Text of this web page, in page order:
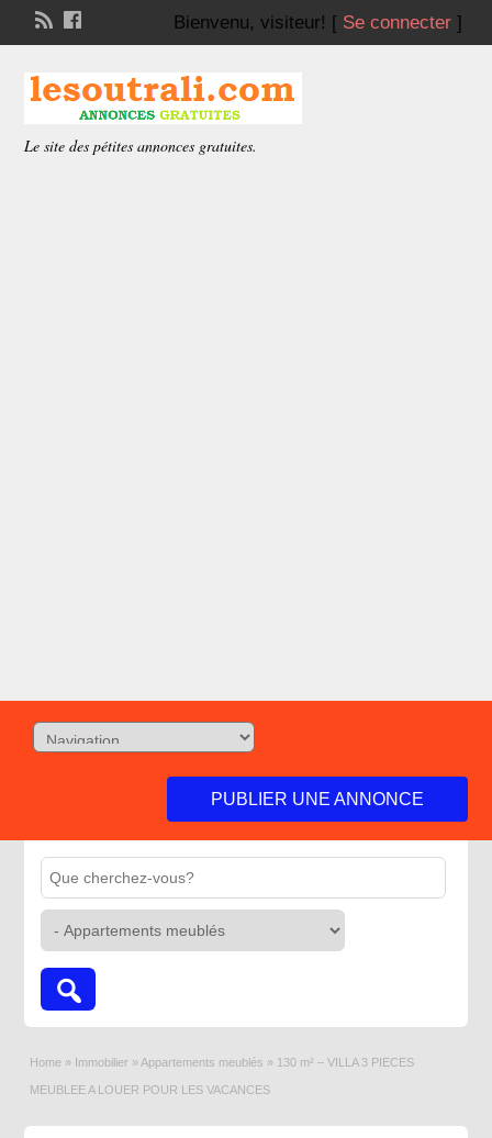
Bienvenu, visiteur! [ Se connecter]
Le site des pétites annonces gratuites.
PUBLIER UNE ANNONCE
Home » Immobilier » Appartements meublés » 130 m² – VILLA 3 PIECES
MEUBLEE A LOUER POUR LES VACANCES